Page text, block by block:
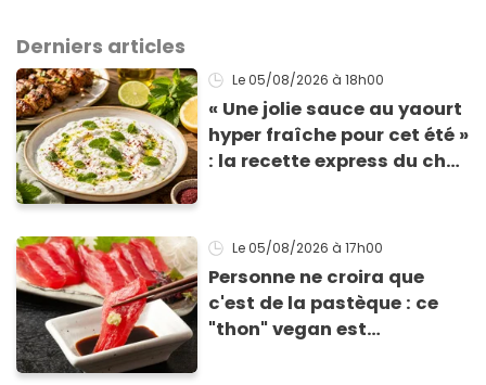
Derniers articles
Le 05/08/2026 à 18h00
« Une jolie sauce au yaourt
hyper fraîche pour cet été »
: la recette express du chef
grillades
Le 05/08/2026 à 17h00
Personne ne croira que
c'est de la pastèque : ce
"thon" vegan est